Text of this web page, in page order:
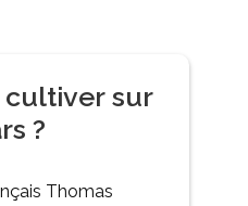
cultiver sur
?
Thomas